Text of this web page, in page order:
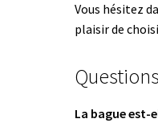
Vous hésitez
plaisir de
La bague est-